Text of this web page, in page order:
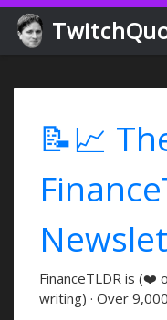
📝📈
FinanceTLDR is (❤️
writing) · Over